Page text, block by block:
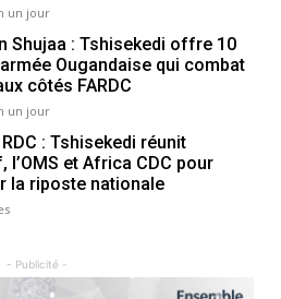
un jour
Shujaa : Tshisekedi offre 10
Ougandaise qui combat
côtés FARDC
un jour
: Tshisekedi réunit
l’OMS et Africa CDC pour
la riposte nationale
- Publicité -